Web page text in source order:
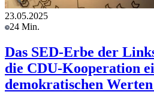
23.05.2025
24 Min.
Das SED-Erbe der
die CDU-Kooperation
demokratischen